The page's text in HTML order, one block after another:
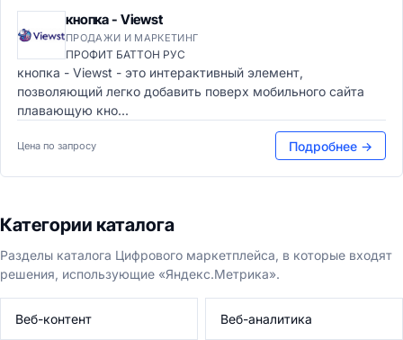
кнопка - Viewst
ПРОДАЖИ И МАРКЕТИНГ
ПРОФИТ БАТТОН РУС
кнопка - Viewst - это интерактивный элемент,
позволяющий легко добавить поверх мобильного сайта
плавающую кно...
Цена по запросу Подробнее →
Категории каталога
Разделы каталога Цифрового маркетплейса, в которые входят
решения, использующие «Яндекс.Метрика».
Веб-контент Веб-аналитика